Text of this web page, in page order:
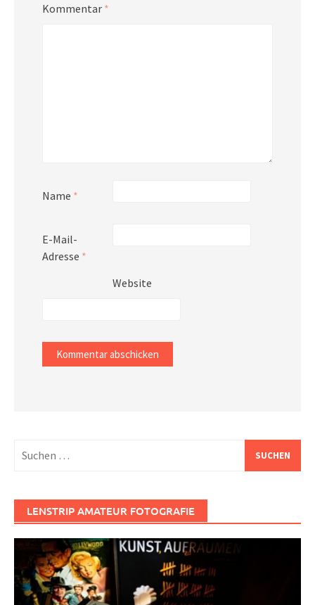
Kommentar *
Name *
E-Mail-
Adresse *
Website
nach:
LENSTRIP AMATEUR FOTOGRAFIE